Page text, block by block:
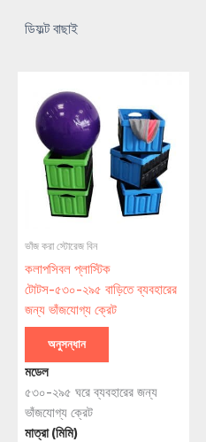
ভাঁজ করা স্টোরেজ বিন
কলাপসিবল প্লাস্টিক
টোটস-৫৩০-২৯৫ বাড়িতে ব্যবহারের
জন্য ভাঁজযোগ্য ক্রেট
অনুসন্ধান
মডেল
৫৩০-২৯৫ ঘরে ব্যবহারের জন্য
ভাঁজযোগ্য ক্রেট
মাত্রা (মিমি)